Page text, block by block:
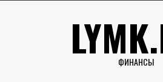
ФИНАНСЫ